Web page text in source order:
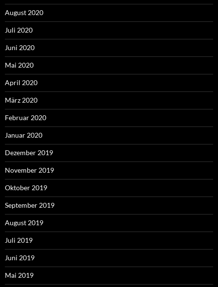
August 2020
Juli 2020
Juni 2020
Mai 2020
April 2020
März 2020
Februar 2020
Januar 2020
Dezember 2019
November 2019
Oktober 2019
September 2019
August 2019
Juli 2019
Juni 2019
Mai 2019